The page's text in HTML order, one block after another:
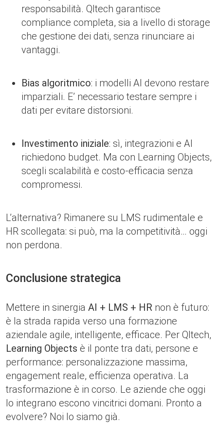
responsabilità. Qltech garantisce
compliance completa, sia a livello di storage
che gestione dei dati, senza rinunciare ai
vantaggi.
Bias algoritmico: i modelli AI devono restare
imparziali. E’ necessario testare sempre i
dati per evitare distorsioni.
Investimento iniziale: sì, integrazioni e AI
richiedono budget. Ma con Learning Objects,
scegli scalabilità e costo-efficacia senza
compromessi.
L’alternativa? Rimanere su LMS rudimentale e
HR scollegata: si può, ma la competitività… oggi
non perdona.
Conclusione strategica
Mettere in sinergia AI + LMS + HR non è futuro:
è la strada rapida verso una formazione
aziendale agile, intelligente, efficace. Per Qltech,
Learning Objects è il ponte tra dati, persone e
performance: personalizzazione massima,
engagement reale, efficienza operativa. La
trasformazione è in corso. Le aziende che oggi
lo integrano escono vincitrici domani. Pronto a
evolvere? Noi lo siamo già.